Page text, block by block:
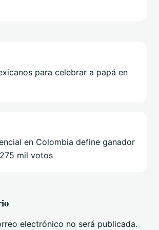
para celebrar a papá en
en Colombia define ganador
mil votos
electrónico no será publicada.